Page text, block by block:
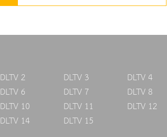
DLTV 2 DLTV 3
DLTV 4
DLTV 6 DLTV 7
DLTV 8
DLTV 10 DLTV 11
DLTV 12
DLTV 14 DLTV 15